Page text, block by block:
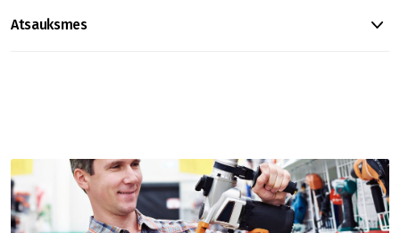
Atsauksmes